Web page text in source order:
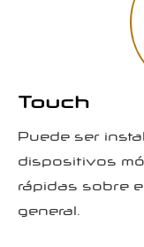
Touch
Puede ser
dispositivos
rápidas sobre
general.